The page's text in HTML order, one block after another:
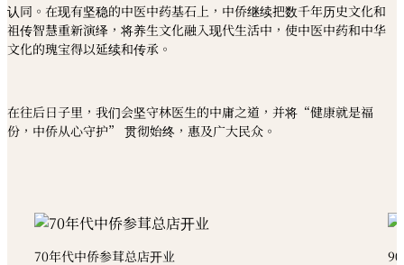
认同。在现有坚稳的中医中药基石上，中侨继续把数千年历史文化和
祖传智慧重新演绎，将养生文化融入现代生活中，使中医中药和中华
文化的瑰宝得以延续和传承。
在往后日子里，我们会坚守林医生的中庸之道，并将“健康就是福
份，中侨从心守护” 贯彻始终，惠及广大民众。
70年代中侨参茸总店开业